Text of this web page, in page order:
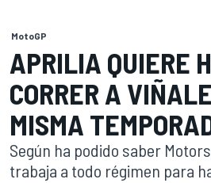
MotoGP
APRILIA QUIERE
CORRER A
MISMA
Según ha podido saber
trabaja a todo régimen para